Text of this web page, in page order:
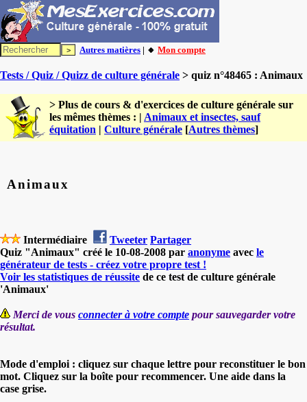
Autres matières | 🔸 Mon compte
Tests / Quiz / Quizz de culture générale > quiz n°48465 : Animaux
> Plus de cours & d'exercices de culture générale sur
les mêmes thèmes : | Animaux et insectes, sauf
équitation | Culture générale [Autres thèmes]
Animaux
Intermédiaire Tweeter Partager
Quiz "Animaux" créé le 10-08-2008 par anonyme avec le
générateur de tests - créez votre propre test !
Voir les statistiques de réussite de ce test de culture générale
'Animaux'
Merci de vous connecter à votre compte pour sauvegarder votre
résultat.
Mode d'emploi : cliquez sur chaque lettre pour reconstituer le bon
mot. Cliquez sur la boîte pour recommencer. Une aide dans la
case grise.